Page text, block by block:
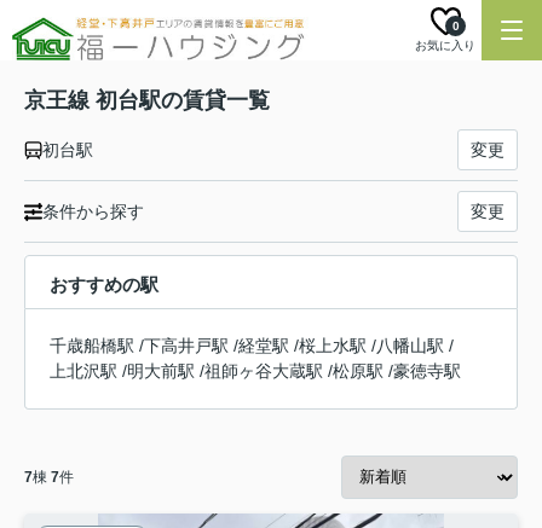
お気に入り
0
京王線 初台駅の賃貸一覧
初台駅 変更
条件から探す 変更
おすすめの駅
千歳船橋駅 /下高井戸駅 /経堂駅 /桜上水駅 /八幡山駅 /
上北沢駅 /明大前駅 /祖師ヶ谷大蔵駅 /松原駅 /豪徳寺駅
7棟 7件